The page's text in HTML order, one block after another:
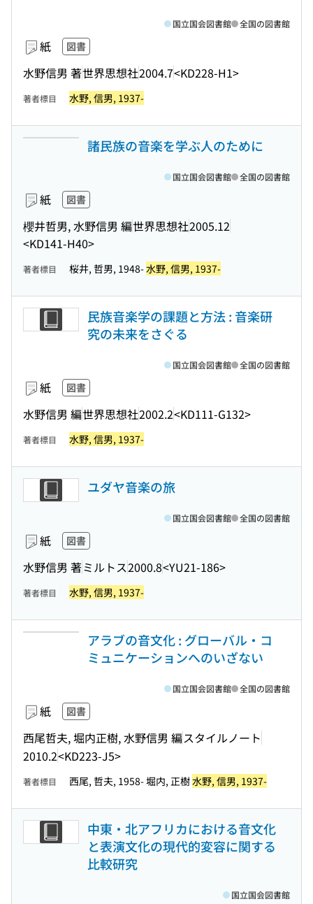
紙 図書
水野信男 著世界思想社2004.7<KD228-H1>
国立国会図書館 全国の図書館
著者標目 水野, 信男, 1937-
諸民族の音楽を学ぶ人のために
紙 図書
櫻井哲男, 水野信男 編世界思想社2005.12
<KD141-H40>
国立国会図書館 全国の図書館
著者標目 桜井, 哲男, 1948-水野, 信男, 1937-
民族音楽学の課題と方法 : 音楽研
究の未来をさぐる
紙 図書
水野信男 編世界思想社2002.2<KD111-G132>
国立国会図書館 全国の図書館
著者標目 水野, 信男, 1937-
ユダヤ音楽の旅
紙 図書
水野信男 著ミルトス2000.8<YU21-186>
国立国会図書館 全国の図書館
著者標目 水野, 信男, 1937-
アラブの音文化 : グローバル・コ
ミュニケーションへのいざない
紙 図書
西尾哲夫, 堀内正樹, 水野信男 編スタイルノート
2010.2<KD223-J5>
国立国会図書館 全国の図書館
著者標目 西尾, 哲夫, 1958- 堀内, 正樹水野, 信男, 1937-
中東・北アフリカにおける音文化
と表演文化の現代的変容に関する
比較研究
国立国会図書館